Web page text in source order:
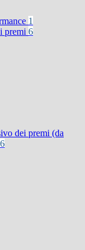
1
premi 6
dei premi (da
6